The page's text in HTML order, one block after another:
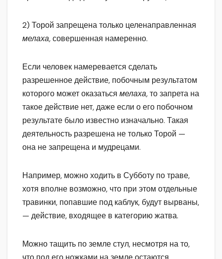
2) Торой запрещена только целенаправленная
мелаха,совершенная намеренно.
Если человек намеревается сделать
разрешенное действие, побочным результатом
которого может оказаться мелаха,то запрета на
такое действие нет, даже если о его побочном
результате было известно изначально. Такая
деятельность разрешена не только Торой —
она не запрещена и мудрецами.
Например, можно ходить в Субботу по траве,
хотя вполне возможно, что при этом отдельные
травинки, попавшие под каблук, будут вырваны,
— действие, входящее в категорию жатва.
Можно тащить по земле стул, несмотря на то,